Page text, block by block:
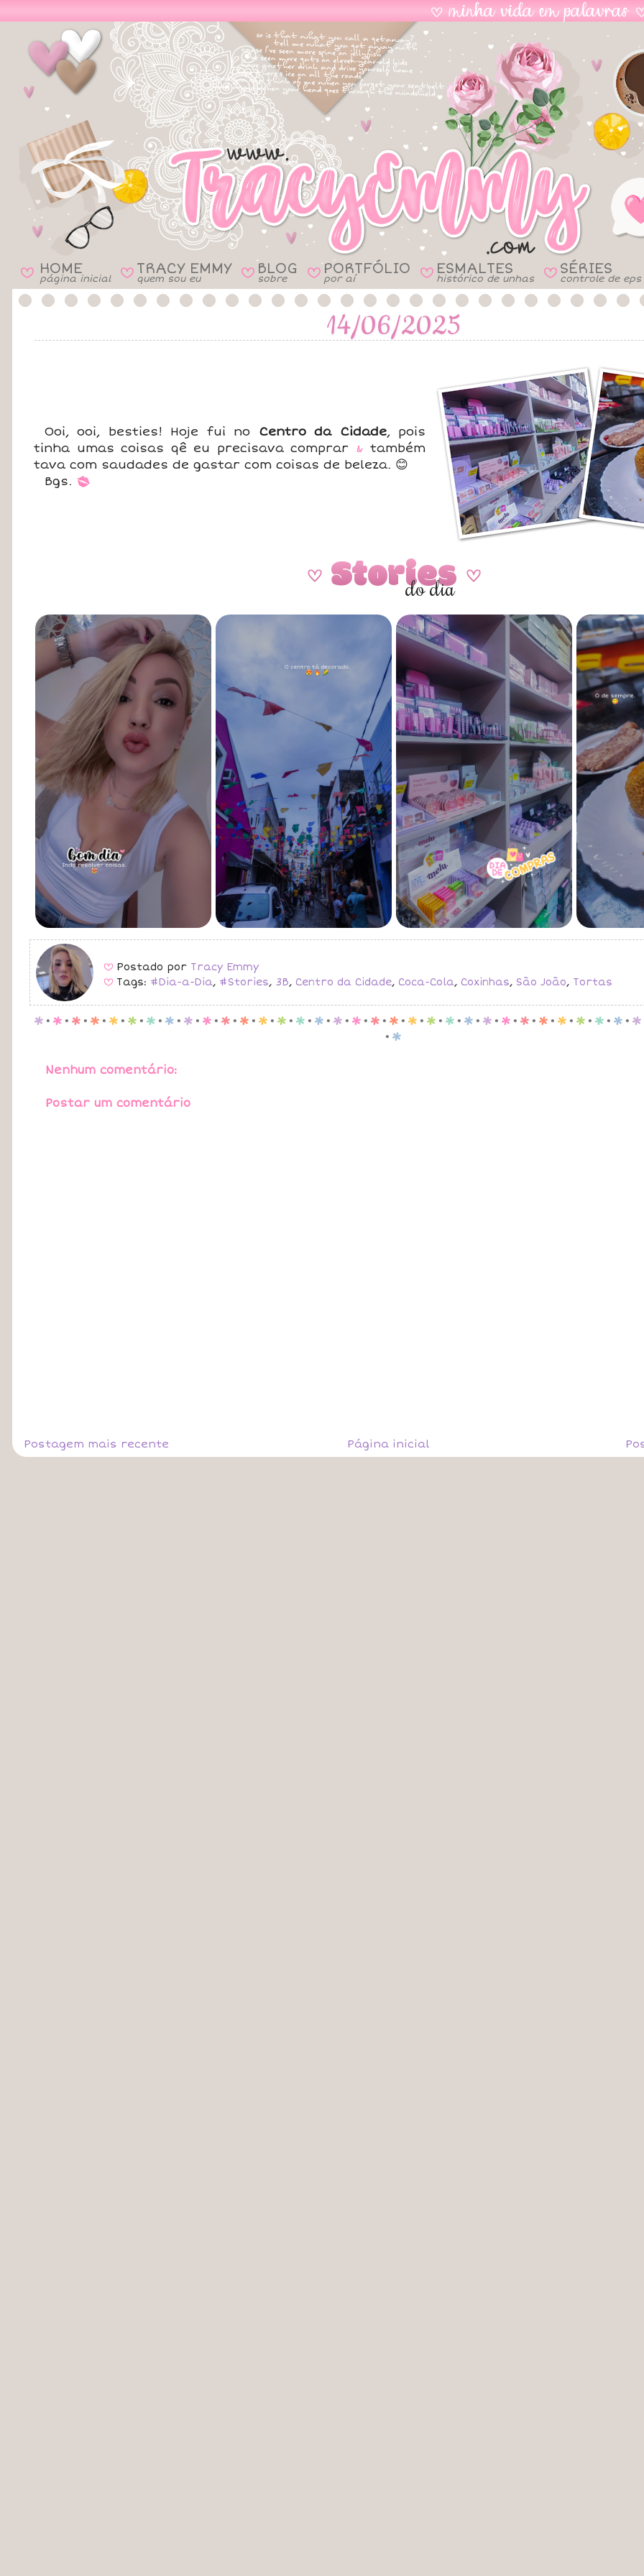
B HOME
página inicial B TRACY EMMY
quem sou eu B BLOG
sobre B PORTFÓLIO
por aí B ESMALTES
histórico de unhas B SÉRIES
controle de eps
14/06/2025
Ooi, ooi, besties! Hoje fui no Centro da Cidade, pois
tinha umas coisas qê eu precisava comprar & também
tava com saudades de gastar com coisas de beleza. 😊
Bgs. *
A Stories A
do dia
B Postado por Tracy Emmy
B Tags: #Dia-a-Dia, #Stories, 3B, Centro da Cidade, Coca-Cola, Coxinhas, São João, Tortas
p . p . p . p . p . p . p . p . p . p . p . p . p . p . p . p . p . p . p . p . p . p . p . p . p . p . p . p . p . p . p . p . p
. p
Nenhum comentário:
Postar um comentário
Postagem mais recente Página inicial